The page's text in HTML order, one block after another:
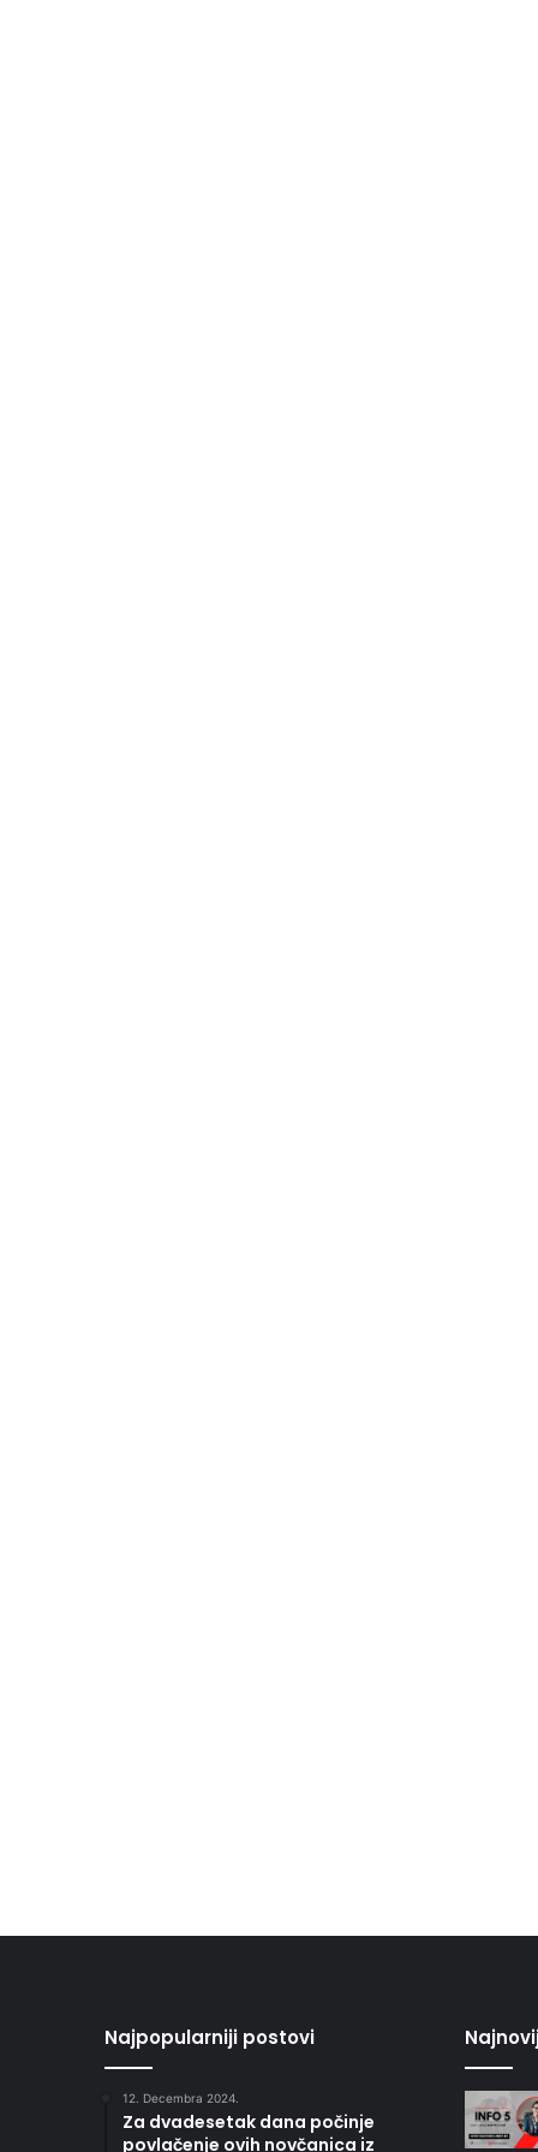
Najpopularniji postovi
12. Decembra 2024.
Za dvadesetak dana počinje
povlačenje ovih novčanica iz